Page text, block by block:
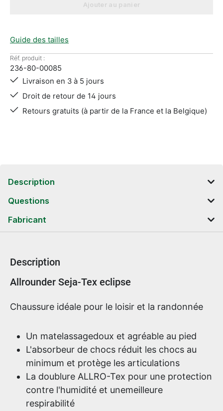
Ajouter au panier
Guide des tailles
Réf. produit :
236-80-00085
Livraison en 3 à 5 jours
Droit de retour de 14 jours
Retours gratuits (à partir de la France et la Belgique)
Description
Questions
Fabricant
Description
Informations sur le produit
Allrounder Seja-Tex eclipse
Chaussure idéale pour le loisir et la randonnée
Un matelassagedoux et agréable au pied
L'absorbeur de chocs réduit les chocs au
minimum et protège les articulations
La doublure ALLRO-Tex pour une protection
contre l'humidité et unemeilleure
respirabilité